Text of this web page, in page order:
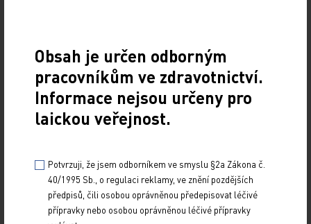
21. 2. 2013
Boceprevir je novým přímo působícím antivirotikem,
inhibitorem HCV NS3 proteázy, a je určen k léčbě
dospělých pacientů s chronickou hepatitidou C…
Léčba refrakterního ascitu u cirhotiků
20. 4. 2009
Ascites je nejčastější komplikací pokročilé jaterní cirhózy.
Obsah je určen odborným
pracovníkům ve zdravotnictví.
Informace nejsou určeny pro
laickou veřejnost.
Potvrzuji, že jsem odborníkem ve smyslu §2a Zákona č.
40/1995 Sb., o regulaci reklamy, ve znění pozdějších
předpisů, čili osobou oprávněnou předepisovat léčivé
přípravky nebo osobou oprávněnou léčivé přípravky